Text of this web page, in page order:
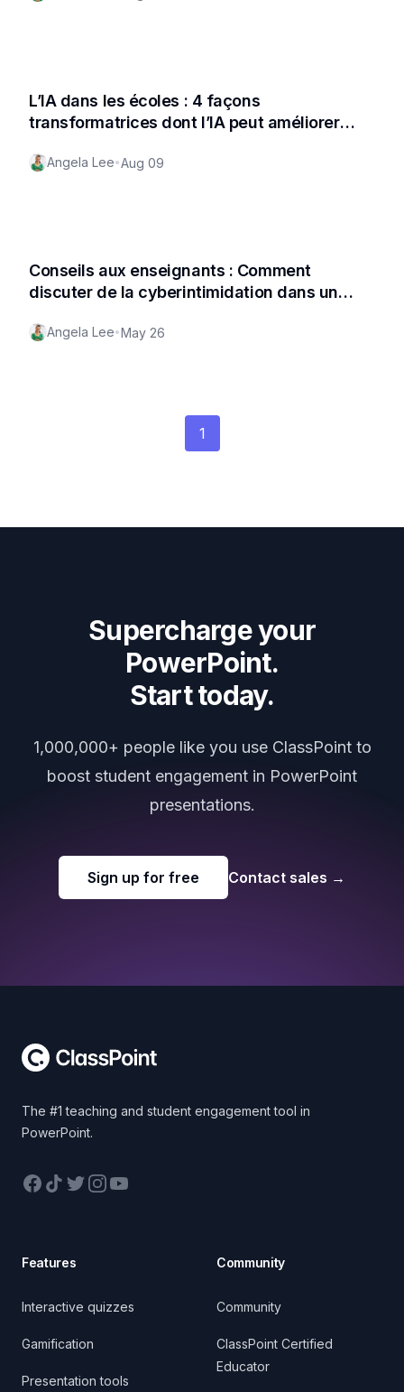
L’IA dans les écoles : 4 façons
transformatrices dont l’IA peut améliorer
Angela Lee•Aug 09
Conseils aux enseignants : Comment
discuter de la cyberintimidation dans un
Angela Lee•May 26
1
Supercharge your
PowerPoint.
Start today.
1,000,000+ people like you use ClassPoint to
boost student engagement in PowerPoint
presentations.
Sign up for free Contact sales →
The #1 teaching and student engagement tool in
PowerPoint.
Facebook
TikTokTwitterInstagram
YouTube
Features
Interactive quizzes
Gamification
Presentation tools
Community
Community
ClassPoint Certified
Educator